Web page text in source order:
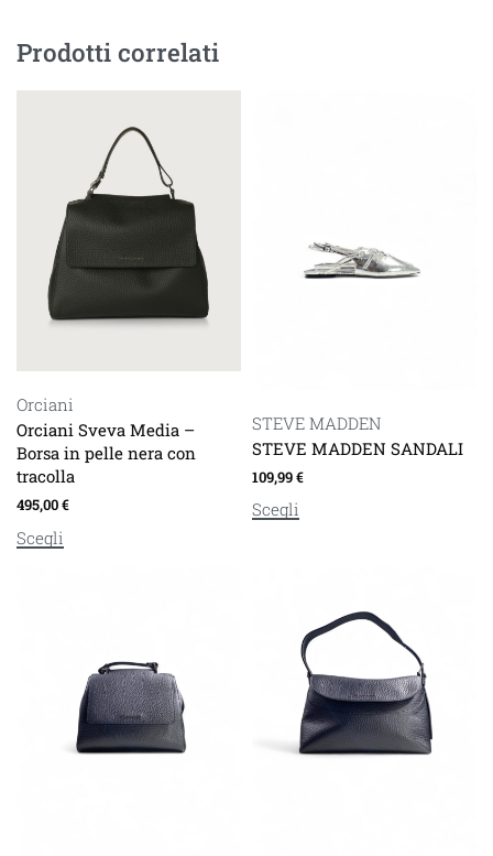
Prodotti correlati
Orciani
Orciani Sveva Media –
Borsa in pelle nera con
tracolla
495,00€
Scegli
STEVE MADDEN
STEVE MADDEN SANDALI
109,99€
Scegli